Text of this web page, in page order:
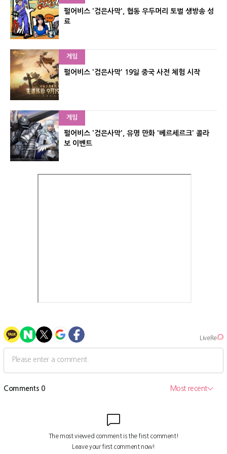
펄어비스 '검은사막', 협동 우두머리 토벌 생방송 성
료
게임
펄어비스 '검은사막' 19일 중국 사전 체험 시작
게임
펄어비스 '검은사막', 유명 만화 '베르세르크' 콜라
보 이벤트